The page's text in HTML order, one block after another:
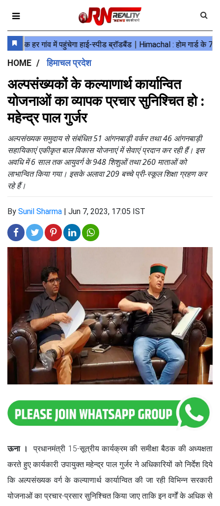
HOME हिमाचल प्रदेश
अल्पसंख्यकों के कल्याणार्थ कार्यान्वित
योजनाओं का व्यापक प्रचार सुनिश्चित हो :
महेन्द्र पाल गुर्जर
अल्पसंख्यक समुदाय से संबंधित 51 आंगनबाड़ी वर्कर तथा 46 आंगनबाड़ी
सहायिकाएं एकीकृत बाल विकास योजनाएं में सेवाएं प्रदान कर रही हैं। इस
अवधि में 6 साल तक आयुवर्ग के 948 शिशुओं तथा 260 माताओं को
लाभान्वित किया गया। इसके अलावा 209 बच्चे प्री-स्कूल शिक्षा ग्रहण कर
रहे हैं।
By Sunil Sharma | Jun 7, 2023, 17:05 IST
ऊना ।
प्रधानमंत्री 15-सूत्रीय कार्यक्रम की समीक्षा बैठक की अध्यक्षता
करते हुए कार्यकारी उपायुक्त महेन्द्र पाल गुर्जर ने अधिकारियों को निर्देश दिये
कि अल्पसंख्यक वर्ग के कल्याणार्थ कार्यान्वित की जा रही विभिन्न सरकारी
योजनाओं का प्रचार-प्रसार सुनिश्चित किया जाए ताकि इन वर्गों के अधिक से